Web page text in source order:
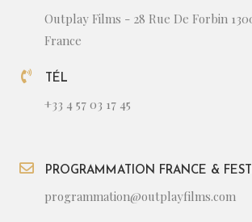
Outplay Films - 28 Rue De Forbin
France
TÉL
+33 4 57 03 17 45
PROGRAMMATION FRANCE &
programmation@outplayfilms.com